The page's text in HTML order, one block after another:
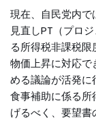
現在、自民党内で
見直しPT（プロ
る所得税非課税限
物価上昇に対応
める議論が活発に
食事補助に係る
げるべく、要望